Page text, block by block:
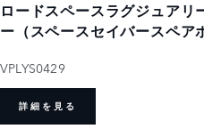
ロードスペースラグジュアリ
ー（スペースセイバースペア
VPLYS0429
詳細を見る